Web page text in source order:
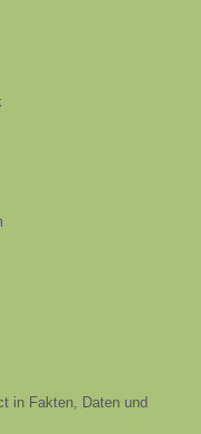
in Fakten, Daten und